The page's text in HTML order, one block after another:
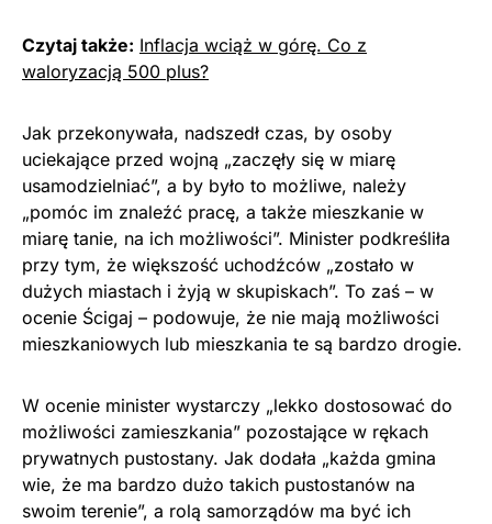
Czytaj także: Inflacja wciąż w górę. Co z
waloryzacją 500 plus?
Jak przekonywała, nadszedł czas, by osoby
uciekające przed wojną „zaczęły się w miarę
usamodzielniać”, a by było to możliwe, należy
„pomóc im znaleźć pracę, a także mieszkanie w
miarę tanie, na ich możliwości”. Minister podkreśliła
przy tym, że większość uchodźców „zostało w
dużych miastach i żyją w skupiskach”. To zaś – w
ocenie Ścigaj – podowuje, że nie mają możliwości
mieszkaniowych lub mieszkania te są bardzo drogie.
W ocenie minister wystarczy „lekko dostosować do
możliwości zamieszkania” pozostające w rękach
prywatnych pustostany. Jak dodała „każda gmina
wie, że ma bardzo dużo takich pustostanów na
swoim terenie”, a rolą samorządów ma być ich